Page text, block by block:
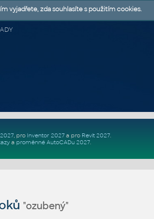
, pro Inventor 2027a pro Revit 2027.
a proměnné AutoCADu 2027.
"ozubený"
vyjadřete, zda souhlasíte s použitím cookies.